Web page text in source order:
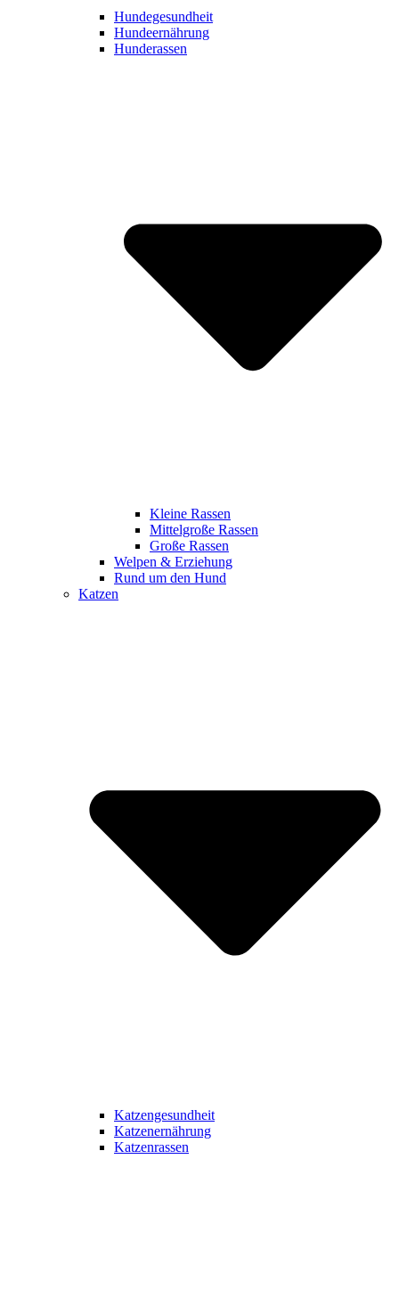
Hundegesundheit
Hundeernährung
Hunderassen
Kleine Rassen
Mittelgroße Rassen
Große Rassen
Welpen & Erziehung
Rund um den Hund
Katzen
Katzengesundheit
Katzenernährung
Katzenrassen